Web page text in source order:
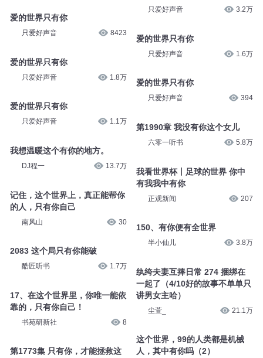
爱的世界只有你
只爱好声音 8423
爱的世界只有你
只爱好声音 1.8万
爱的世界只有你
只爱好声音 1.1万
我想温暖这个有你的地方。
DJ程一 13.7万
记住，这个世界上，真正能帮你
的人，只有你自己
南风山 30
2083 这个局只有你能破
酷匠听书 1.7万
17、在这个世界里，你唯一能依
靠的，只有你自己！
书苑研新社 8
第1773集 只有你，才能拯救这
只爱好声音 3.2万
爱的世界只有你
只爱好声音 1.6万
爱的世界只有你
只爱好声音 394
第1990章 我没有你这个女儿
六零一听书 5.8万
我看世界杯丨足球的世界 你中
有我我中有你
正观新闻 207
150、有你便有全世界
半小仙儿 3.8万
纨绔夫妻互捧日常 274 捆绑在
一起了（4/10好的故事不单单只
讲男女主哈）
尘萱_ 21.1万
这个世界，99的人类都是机械
人，其中有你吗（2）